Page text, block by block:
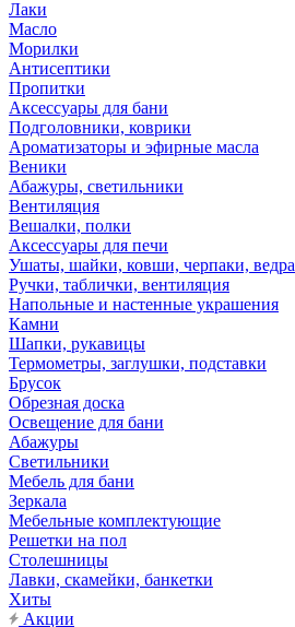
Лаки
Масло
Морилки
Антисептики
Пропитки
Аксессуары для бани
Подголовники, коврики
Ароматизаторы и эфирные масла
Веники
Абажуры, светильники
Вентиляция
Вешалки, полки
Аксессуары для печи
Ушаты, шайки, ковши, черпаки, ведра
Ручки, таблички, вентиляция
Напольные и настенные украшения
Камни
Шапки, рукавицы
Термометры, заглушки, подставки
Брусок
Обрезная доска
Освещение для бани
Абажуры
Светильники
Мебель для бани
Зеркала
Мебельные комплектующие
Решетки на пол
Столешницы
Лавки, скамейки, банкетки
Хиты
Акции